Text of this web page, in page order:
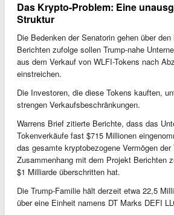
Das Krypto-Problem: Eine
Struktur
Die Bedenken der Senatorin gehen über
Berichten zufolge sollen Trump-nahe
aus dem Verkauf von WLFI-Tokens nach
einstreichen.
Die Investoren, die diese Tokens kauften,
strengen Verkaufsbeschränkungen.
Warrens Brief zitierte Berichte, dass das
Tokenverkäufe fast $715 Millionen
das gesamte kryptobezogene Vermögen der
Zusammenhang mit dem Projekt Berichten
$1 Milliarde überschritten hat.
Die Trump-Familie hält derzeit etwa 22,5
über eine Einheit namens DT Marks DEFI